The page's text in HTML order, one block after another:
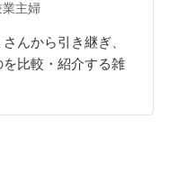
主婦
んから引き継ぎ、
比較・紹介する雑